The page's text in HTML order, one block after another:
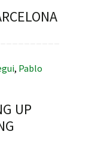
, Pablo
UP